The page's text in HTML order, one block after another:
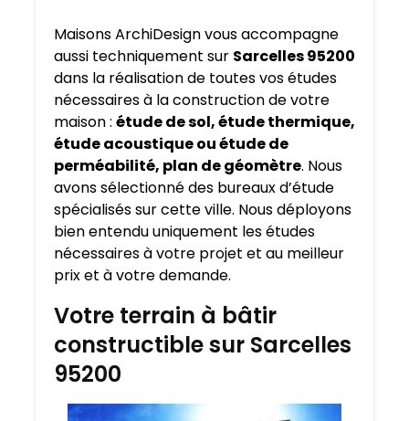
Maisons ArchiDesign vous accompagne
aussi techniquement sur Sarcelles 95200
dans la réalisation de toutes vos études
nécessaires à la construction de votre
maison : étude de sol, étude thermique,
étude acoustique ou étude de
perméabilité, plan de géomètre. Nous
avons sélectionné des bureaux d’étude
spécialisés sur cette ville. Nous déployons
bien entendu uniquement les études
nécessaires à votre projet et au meilleur
prix et à votre demande.
Votre terrain à bâtir
constructible sur Sarcelles
95200